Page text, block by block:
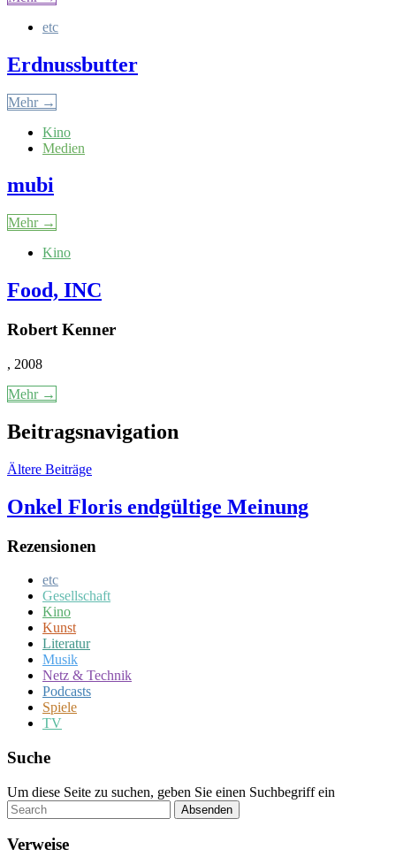
etc
Erdnussbutter
Mehr →
Kino
Medien
mubi
Mehr →
Kino
Food, INC
Robert Kenner
, 2008
Mehr →
Beitragsnavigation
Ältere Beiträge
Onkel Floris endgültige Meinung
Rezensionen
etc
Gesellschaft
Kino
Kunst
Literatur
Musik
Netz & Technik
Podcasts
Spiele
TV
Suche
Um diese Seite zu suchen, geben Sie einen Suchbegriff ein
Absenden
Verweise